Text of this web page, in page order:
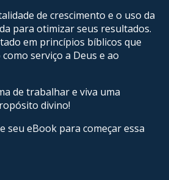
de crescimento e o uso da
para otimizar seus resultados.
em princípios bíblicos que
serviço a Deus e ao
de trabalhar e viva uma
divino!
seu eBook para começar essa